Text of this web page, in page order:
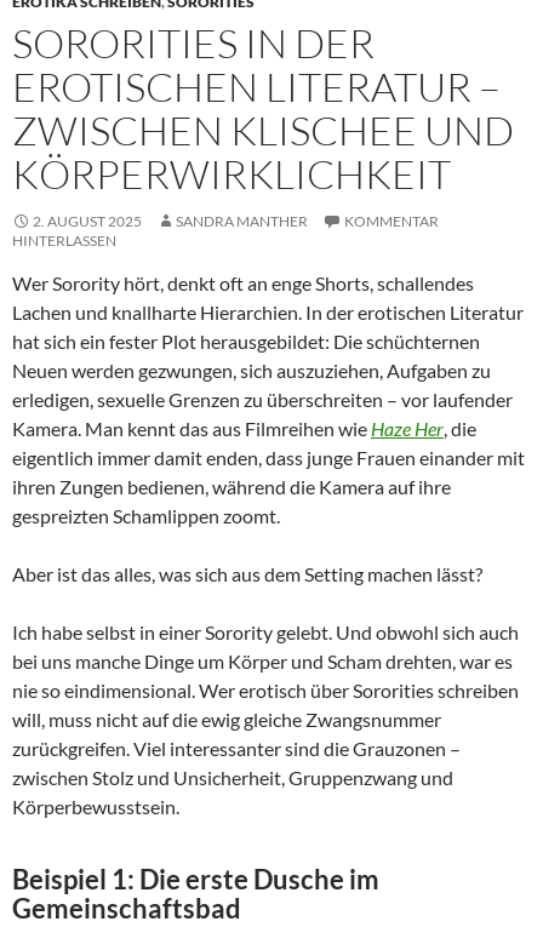
SORORITIES IN DER
EROTISCHEN LITERATUR –
ZWISCHEN KLISCHEE UND
KÖRPERWIRKLICHKEIT
2. AUGUST 2025 SANDRA MANTHER
KOMMENTAR
HINTERLASSEN
Wer Sorority hört, denkt oft an enge Shorts, schallendes
Lachen und knallharte Hierarchien. In der erotischen Literatur
hat sich ein fester Plot herausgebildet: Die schüchternen
Neuen werden gezwungen, sich auszuziehen, Aufgaben zu
erledigen, sexuelle Grenzen zu überschreiten – vor laufender
Kamera. Man kennt das aus Filmreihen wie Haze Her, die
eigentlich immer damit enden, dass junge Frauen einander mit
ihren Zungen bedienen, während die Kamera auf ihre
gespreizten Schamlippen zoomt.
Aber ist das alles, was sich aus dem Setting machen lässt?
Ich habe selbst in einer Sorority gelebt. Und obwohl sich auch
bei uns manche Dinge um Körper und Scham drehten, war es
nie so eindimensional. Wer erotisch über Sororities schreiben
will, muss nicht auf die ewig gleiche Zwangsnummer
zurückgreifen. Viel interessanter sind die Grauzonen –
zwischen Stolz und Unsicherheit, Gruppenzwang und
Körperbewusstsein.
Beispiel 1: Die erste Dusche im
Gemeinschaftsbad